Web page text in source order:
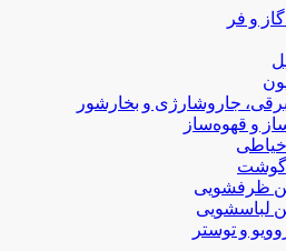
و فر
جاروشارژی و بخارشور
و قهوه‌ساز
گوشت
ظرفشویی
لباسشویی
و توستر